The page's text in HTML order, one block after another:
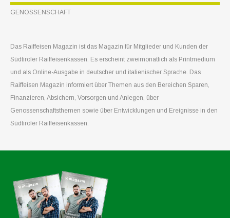
ganz Europa eine Woche lang intensiv am Thema
GENOSSENSCHAFT
Das Raiffeisen Magazin ist das Magazin für Mitglieder und Kunden der
Südtiroler Raiffeisenkassen. Es erscheint zweimonatlich als Printmedium
und als Online-Ausgabe in deutscher und italienischer Sprache. Das
Raiffeisen Magazin informiert über Themen aus den Bereichen Sparen,
Finanzieren, Absichern, Vorsorgen und Anlegen, über
Genossenschaftsthemen sowie über Entwicklungen und Ereignisse in den
Südtiroler Raiffeisenkassen.